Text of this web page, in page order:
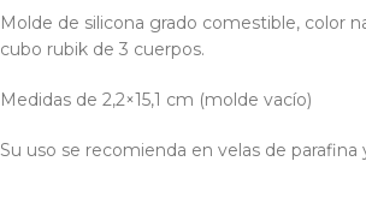
Molde de silicona grado comestible, color
cubo rubik de 3 cuerpos.
Medidas de 2,2×15,1 cm (molde vacío)
Su uso se recomienda en velas de parafina